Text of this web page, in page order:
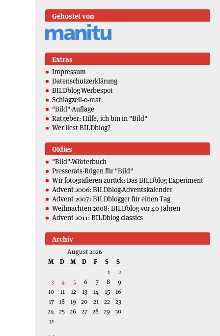
Gehostet von
Extras
Impressum
Datenschutzerklärung
BILDblog-Werbespot
Schlagzeil-o-mat
"Bild"-Auflage
Ratgeber: Hilfe, ich bin in "Bild"
Wer liest BILDblog?
Oldies
"Bild"-Wörterbuch
Presserats-Rügen für "Bild"
Wir fotografieren zurück: Das BILDblog-Experiment
Advent 2006: BILDblog-Adventskalender
Advent 2007: BILDblogger für einen Tag
Weihnachten 2008: BILDblog vor 40 Jahren
Advent 2011: BILDblog classics
Archiv
August 2026
M
D M D F S
S
1
2
3
4 5 6 7 8
9
10
11 12 13 14 15
16
17 18 19 20 21 22
23
24 25 26 27 28 29 30
31